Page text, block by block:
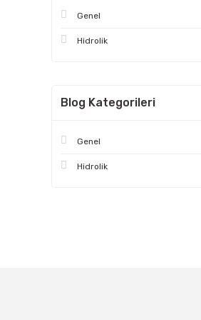
Genel
Hidrolik
Blog Kategorileri
Genel
Hidrolik